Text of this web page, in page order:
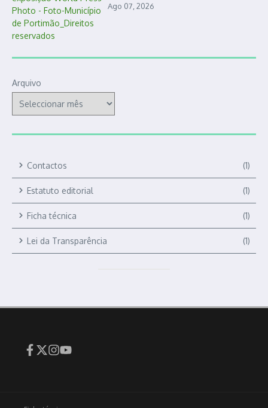
Ago 07, 2026
Arquivo
Contactos (1)
Estatuto editorial (1)
Ficha técnica (1)
Lei da Transparência (1)